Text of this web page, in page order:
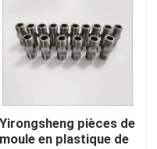
Yirongsheng pièces de
moule en plastique de